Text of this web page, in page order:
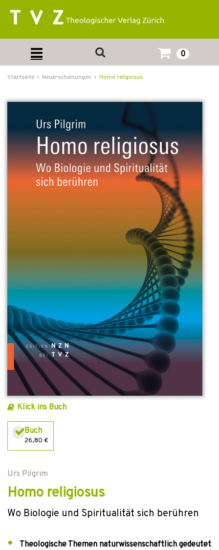
0
Startseite Neuerscheinungen Homo religiosus
Klick ins Buch
Buch
26,80 €
Urs Pilgrim
Homo religiosus
Wo Biologie und Spiritualität sich berühren
Theologische Themen naturwissenschaftlich gedeutet